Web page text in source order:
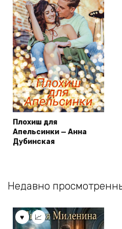
Плохиш для
Апельсинки — Анна
Дубинская
Недавно